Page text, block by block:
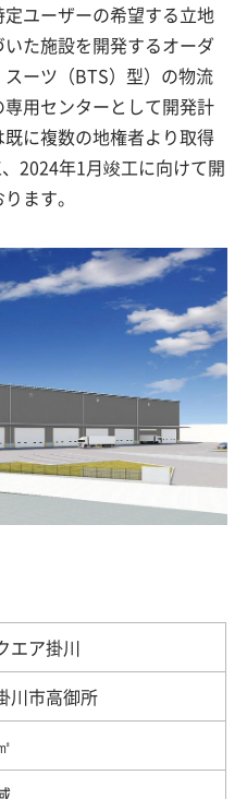
定ユーザーの希望する立地
た施設を開発するオーダ
ーツ（BTS）型）の物流
用センターとして開発計
に複数の地権者より取得
2024年1月竣工に向けて開
ます。
エア掛川
川市高御所